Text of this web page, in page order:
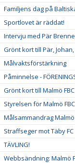
Familjens dag på
Sportlovet är räddat!
Intervju med Pär
Grönt kort till Pär,
Målvaktsförstärkning
Påminnelse -
Grönt kort till Malmö FBC
Styrelsen för Malmö
Målsammandrag Malmö
Straffseger mot Täby FC
TÄVLING!
Webbsändning: Malmö